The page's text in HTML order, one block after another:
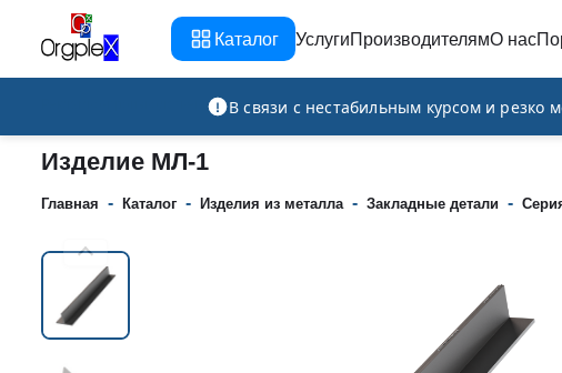
Каталог УслугиПроизводителямО нас
В связи с нестабильным курсом и
Рекламно-производственная компания
Изделие МЛ-1
Главная - Каталог - Изделия из металла - Закладные детали -